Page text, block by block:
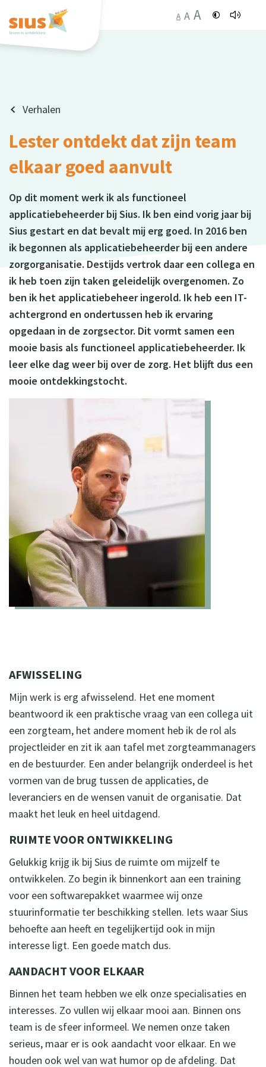
A A A
Verhalen
Lester ontdekt dat zijn team
elkaar goed aanvult
Op dit moment werk ik als functioneel
applicatiebeheerder bij Sius. Ik ben eind vorig jaar bij
Sius gestart en dat bevalt mij erg goed. In 2016 ben
ik begonnen als applicatiebeheerder bij een andere
zorgorganisatie. Destijds vertrok daar een collega en
ik heb toen zijn taken geleidelijk overgenomen. Zo
ben ik het applicatiebeheer ingerold. Ik heb een IT-
achtergrond en ondertussen heb ik ervaring
opgedaan in de zorgsector. Dit vormt samen een
mooie basis als functioneel applicatiebeheerder. Ik
leer elke dag weer bij over de zorg. Het blijft dus een
mooie ontdekkingstocht.
AFWISSELING
Mijn werk is erg afwisselend. Het ene moment
beantwoord ik een praktische vraag van een collega uit
een zorgteam, het andere moment heb ik de rol als
projectleider en zit ik aan tafel met zorgteammanagers
en de bestuurder. Een ander belangrijk onderdeel is het
vormen van de brug tussen de applicaties, de
leveranciers en de wensen vanuit de organisatie. Dat
maakt het leuk en heel uitdagend.
RUIMTE VOOR ONTWIKKELING
Gelukkig krijg ik bij Sius de ruimte om mijzelf te
ontwikkelen. Zo begin ik binnenkort aan een training
voor een softwarepakket waarmee wij onze
stuurinformatie ter beschikking stellen. Iets waar Sius
behoefte aan heeft en tegelijkertijd ook in mijn
interesse ligt. Een goede match dus.
AANDACHT VOOR ELKAAR
Binnen het team hebben we elk onze specialisaties en
interesses. Zo vullen wij elkaar mooi aan. Binnen ons
team is de sfeer informeel. We nemen onze taken
serieus, maar er is ook aandacht voor elkaar. En we
houden ook wel van wat humor op de afdeling. Dat